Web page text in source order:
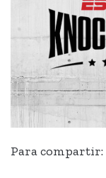
Para compartir: